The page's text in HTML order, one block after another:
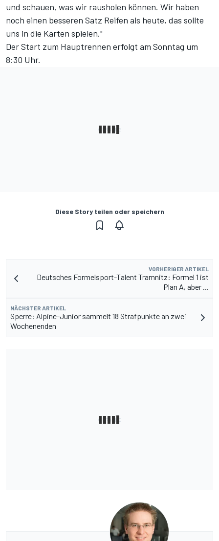
und schauen, was wir rausholen können. Wir haben
noch einen besseren Satz Reifen als heute, das sollte
uns in die Karten spielen."
Der Start zum Hauptrennen erfolgt am Sonntag um
8:30 Uhr.
Diese Story teilen oder speichern
VORHERIGER ARTIKEL
Deutsches Formelsport-Talent Tramnitz: Formel 1 ist
Plan A, aber ...
NÄCHSTER ARTIKEL
Sperre: Alpine-Junior sammelt 18 Strafpunkte an zwei
Wochenenden